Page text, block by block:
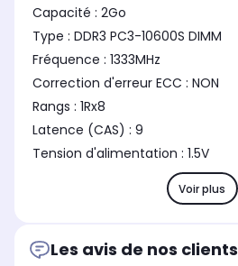
Capacité : 2Go
Type : DDR3 PC3-10600S DIMM
Fréquence : 1333MHz
Correction d'erreur ECC : NON
Rangs : 1Rx8
Latence (CAS) : 9
Tension d'alimentation : 1.5V
Voir plus
Les avis de nos clients